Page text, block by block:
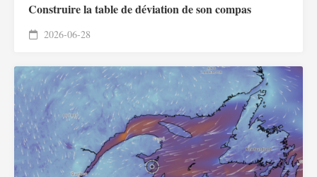
Construire la table de déviation de son compas
2026-06-28